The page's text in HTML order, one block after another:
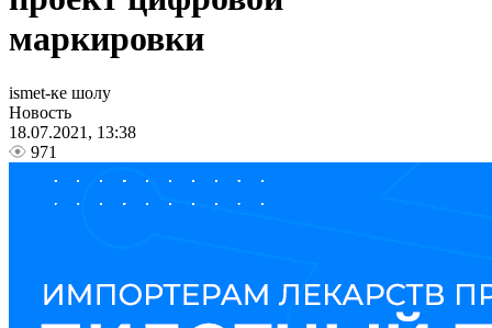
маркировки
ismet-ке шолу
Новость
18.07.2021, 13:38
971